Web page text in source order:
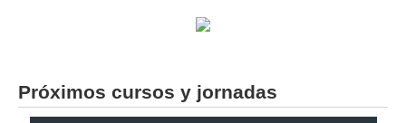
Próximos cursos y jornadas